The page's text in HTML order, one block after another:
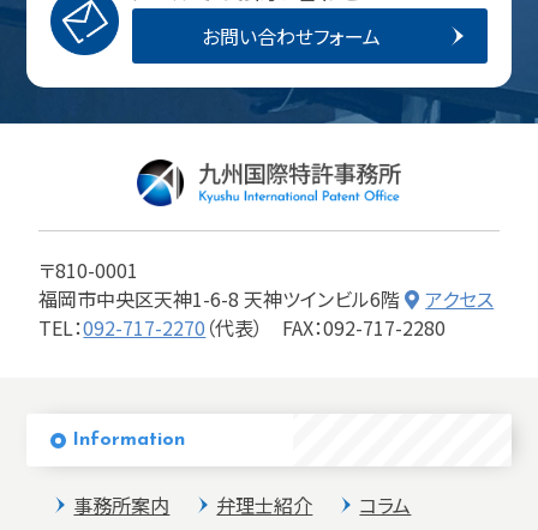
お問い合わせフォーム
〒810-0001
福岡市中央区天神1-6-8 天神ツインビル6階
アクセス
TEL：092-717-2270 （代表） FAX：092-717-2280
Information
事務所案内 弁理士紹介
コラム